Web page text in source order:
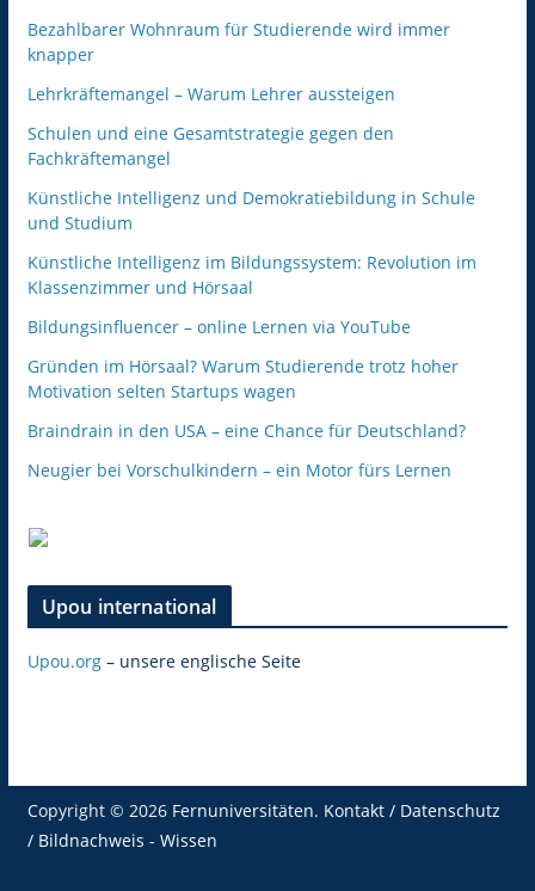
Bezahlbarer Wohnraum für Studierende wird immer
knapper
Lehrkräftemangel – Warum Lehrer aussteigen
Schulen und eine Gesamtstrategie gegen den
Fachkräftemangel
Künstliche Intelligenz und Demokratiebildung in Schule
und Studium
Künstliche Intelligenz im Bildungssystem: Revolution im
Klassenzimmer und Hörsaal
Bildungsinfluencer – online Lernen via YouTube
Gründen im Hörsaal? Warum Studierende trotz hoher
Motivation selten Startups wagen
Braindrain in den USA – eine Chance für Deutschland?
Neugier bei Vorschulkindern – ein Motor fürs Lernen
Upou international
Upou.org– unsere englische Seite
Copyright © 2026 Fernuniversitäten. Kontakt / Datenschutz
/ Bildnachweis - Wissen